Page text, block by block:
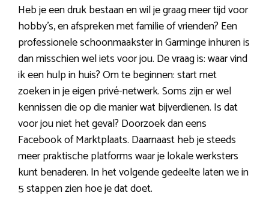
Heb je een druk bestaan en wil je graag meer tijd voor
hobby’s, en afspreken met familie of vrienden? Een
professionele schoonmaakster in Garminge inhuren is
dan misschien wel iets voor jou. De vraag is: waar vind
ik een hulp in huis? Om te beginnen: start met
zoeken in je eigen privé-netwerk. Soms zijn er wel
kennissen die op die manier wat bijverdienen. Is dat
voor jou niet het geval? Doorzoek dan eens
Facebook of Marktplaats. Daarnaast heb je steeds
meer praktische platforms waar je lokale werksters
kunt benaderen. In het volgende gedeelte laten we in
5 stappen zien hoe je dat doet.